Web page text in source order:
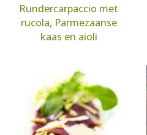
Rundercarpaccio met
rucola, Parmezaanse
kaas en aioli